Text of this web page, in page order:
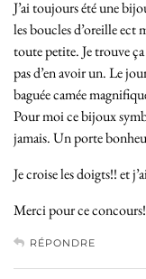
J’ai toujours été une
les boucles d’oreille ect
toute petite. Je trouve
pas d’en avoir un. Le
baguée camée
Pour moi ce bijoux
jamais. Un porte
Je croise les doigts!! et
Merci pour ce
RÉPONDRE